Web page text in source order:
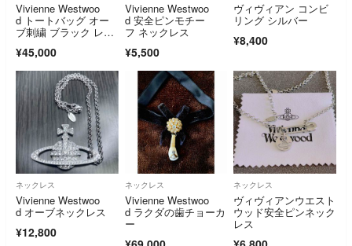
Vivienne Westwoo
d トートバッグ オー
ブ刺繍 ブラック レザ
¥45,000
Vivienne Westwoo
d 安全ピンモチー
フ ネックレス
¥5,500
ヴィヴィアン コンビ
リング シルバー
¥8,400
ネックレス
Vivienne Westwoo
d オーブネックレス
¥12,800
ネックレス
Vivienne Westwoo
d ラクダの歯チョーカ
ー
ネックレス
ヴィヴィアンウエスト
ウッド安全ピンネック
レス